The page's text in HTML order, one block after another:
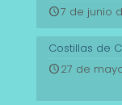
7 de junio
Costillas de
27 de